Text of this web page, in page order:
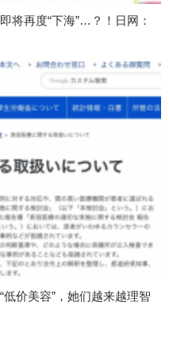
将再度“下海”…？！日网：
价美容”，她们越来越理智